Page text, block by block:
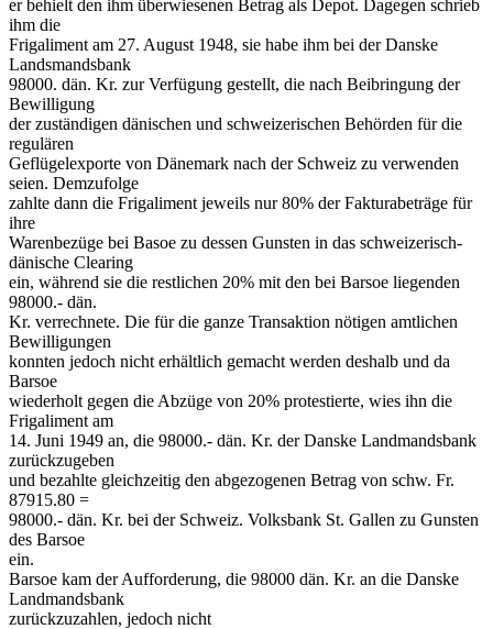
er behielt den ihm überwiesenen Betrag als Depot. Dagegen schrieb
ihm die
Frigaliment am 27. August 1948, sie habe ihm bei der Danske
Landsmandsbank
98000. dän. Kr. zur Verfügung gestellt, die nach Beibringung der
Bewilligung
der zuständigen dänischen und schweizerischen Behörden für die
regulären
Geflügelexporte von Dänemark nach der Schweiz zu verwenden
seien. Demzufolge
zahlte dann die Frigaliment jeweils nur 80% der Fakturabeträge für
ihre
Warenbezüge bei Basoe zu dessen Gunsten in das schweizerisch-
dänische Clearing
ein, während sie die restlichen 20% mit den bei Barsoe liegenden
98000.- dän.
Kr. verrechnete. Die für die ganze Transaktion nötigen amtlichen
Bewilligungen
konnten jedoch nicht erhältlich gemacht werden deshalb und da
Barsoe
wiederholt gegen die Abzüge von 20% protestierte, wies ihn die
Frigaliment am
14. Juni 1949 an, die 98000.- dän. Kr. der Danske Landmandsbank
zurückzugeben
und bezahlte gleichzeitig den abgezogenen Betrag von schw. Fr.
87915.80 =
98000.- dän. Kr. bei der Schweiz. Volksbank St. Gallen zu Gunsten
des Barsoe
ein.
Barsoe kam der Aufforderung, die 98000 dän. Kr. an die Danske
Landmandsbank
zurückzuzahlen, jedoch nicht